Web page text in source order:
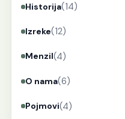
Historija(14)
Izreke(12)
Menzil(4)
O nama(6)
Pojmovi(4)